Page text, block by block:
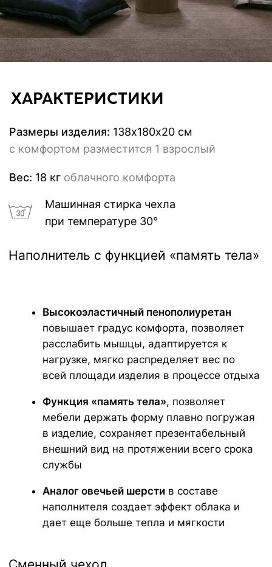
ГАРАНТИИ
месячную гарантию и сервисное
обслуживание КОМФОТ+ в течении 5 лет
ИСКЛЮЧИТЕЛЬНАЯ
МЯГКОСТЬ
Устраивайтесь поудобнее на своем пуфе в
течение нескольких часов, читайте книгу,
играйте, смотрите фильмы, вздремните или
расслабьтесь вместе со своими любимыми.